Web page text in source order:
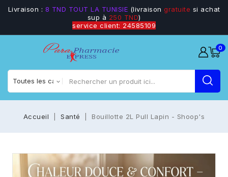
Livraison : 8 TND TOUT LA TUNISIE (livraison gratuite si achat
sup à 250 TND)
service client: 24585109
0
Accueil Santé Bouillotte 2L Pull Lapin - Shoop's